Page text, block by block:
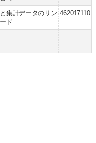
集計データのリン
ド
462017110